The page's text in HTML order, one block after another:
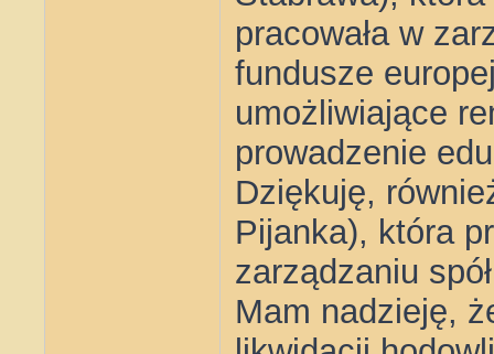
pracowała w
fundusze
umożliwiające
prowadzenie
Dziękuję,
Pijanka), która
zarządzaniu
Mam nadzieję,